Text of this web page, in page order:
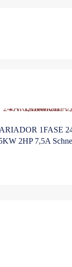
1FASE
2HP 7,5A